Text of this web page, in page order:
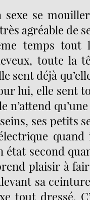
se
agréable de
temps tout
toute la
sent déjà
lui, elle sent
n’attend qu’une
ses petits
état second
plaisir à
sa
tout dressé.